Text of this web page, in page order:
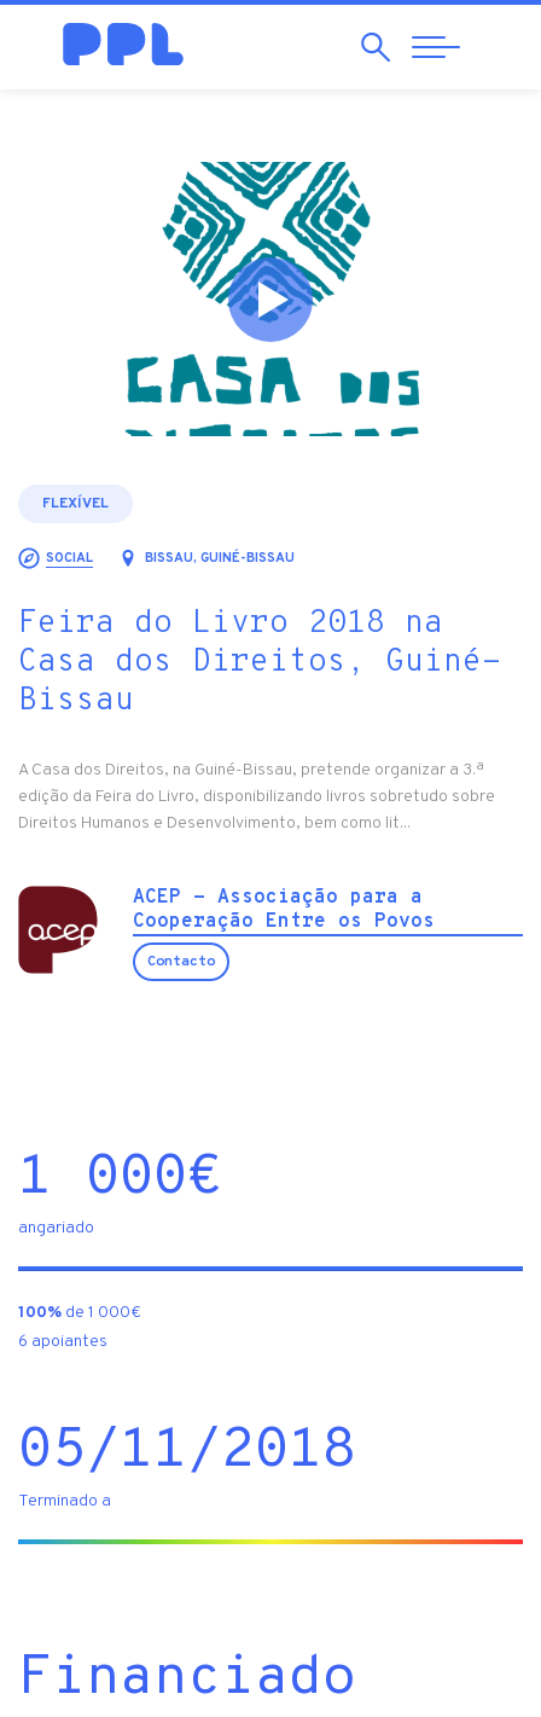
Pesquisar
Abrir
Navegação
FLEXÍVEL
SOCIAL BISSAU, GUINÉ-BISSAU
Feira do Livro 2018 na
Casa dos Direitos, Guiné-
Bissau
A Casa dos Direitos, na Guiné-Bissau, pretende organizar a 3.ª
edição da Feira do Livro, disponibilizando livros sobretudo sobre
Direitos Humanos e Desenvolvimento, bem como lit...
ACEP - Associação para a
Cooperação Entre os Povos
Contacto
1 000€
angariado
100% de 1 000€
6 apoiantes
05/11/2018
Terminado a
Financiado